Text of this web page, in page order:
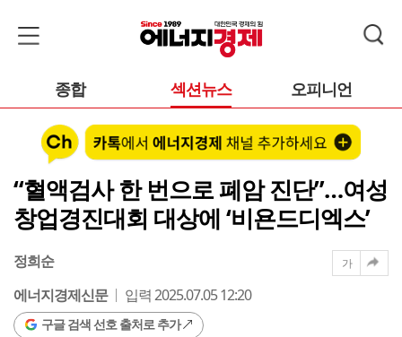
종합 섹션뉴스 오피니언
“혈액검사 한 번으로 폐암 진단”…여성
창업경진대회 대상에 ‘비욘드디엑스’
정희순
에너지경제신문
입력 2025.07.05 12:20
구글 검색 선호 출처로 추가
가